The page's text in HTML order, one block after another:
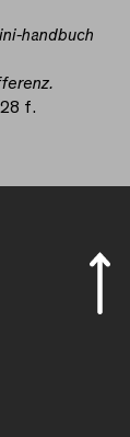
handbuch
f.